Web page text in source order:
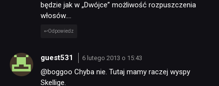
będzie jak w „Dwójce” możliwość rozpuszczenia
włosów….
Odpowiedz
guest531 6 lutego 2013 o 15:43
@boggoo Chyba nie. Tutaj mamy raczej wyspy
Skellige.